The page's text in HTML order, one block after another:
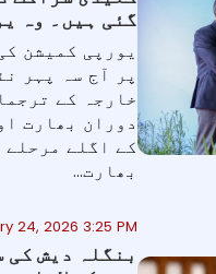
گئی ہیں۔ وہ
پر آج سہ پہر
خارجہ کے
دوران بھارت
کے اگلے
بھارت...
24, 2026 3:25 PM
بنگلہ دیش